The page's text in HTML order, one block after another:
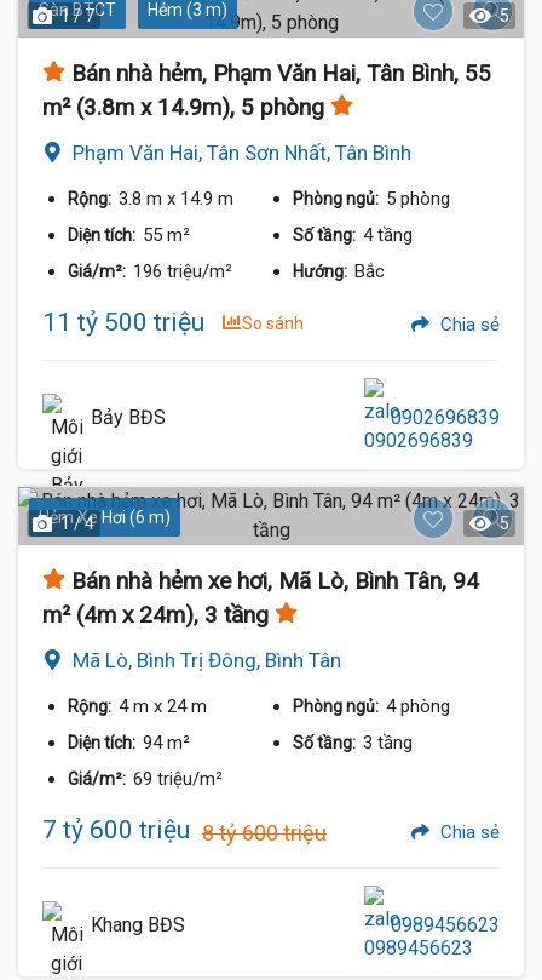
Sàn BTCT Hẻm (3 m)
1 / 7 5
Bán nhà hẻm, Phạm Văn Hai, Tân Bình, 55
m² (3.8m x 14.9m), 5 phòng
Phạm Văn Hai, Tân Sơn Nhất, Tân Bình
Rộng: 3.8 m x 14.9 m Phòng ngủ: 5 phòng
Diện tích: 55 m² Số tầng: 4 tầng
Giá/m²: 196 triệu/m² Hướng: Bắc
11 tỷ 500 triệu So sánh Chia sẻ
Bảy BĐS 0902696839
Hẻm Xe Hơi (6 m)
1 / 4 5
Bán nhà hẻm xe hơi, Mã Lò, Bình Tân, 94
m² (4m x 24m), 3 tầng
Mã Lò, Bình Trị Đông, Bình Tân
Rộng: 4 m x 24 m Phòng ngủ: 4 phòng
Diện tích: 94 m² Số tầng: 3 tầng
Giá/m²: 69 triệu/m²
7 tỷ 600 triệu 8 tỷ 600 triệu Chia sẻ
Khang BĐS 0989456623